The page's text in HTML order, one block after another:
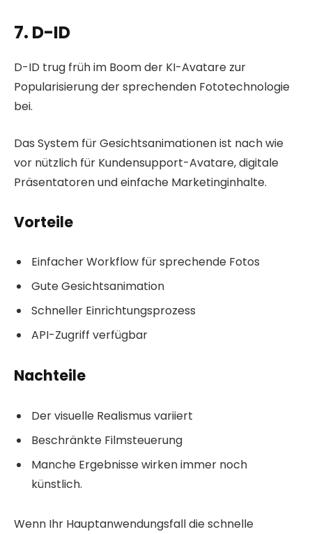
7. D-ID
D-ID trug früh im Boom der KI-Avatare zur
Popularisierung der sprechenden Fototechnologie
bei.
Das System für Gesichtsanimationen ist nach wie
vor nützlich für Kundensupport-Avatare, digitale
Präsentatoren und einfache Marketinginhalte.
Vorteile
Einfacher Workflow für sprechende Fotos
Gute Gesichtsanimation
Schneller Einrichtungsprozess
API-Zugriff verfügbar
Nachteile
Der visuelle Realismus variiert
Beschränkte Filmsteuerung
Manche Ergebnisse wirken immer noch
künstlich.
Wenn Ihr Hauptanwendungsfall die schnelle